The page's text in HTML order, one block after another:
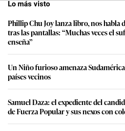
Lo más visto
Phillip Chu Joy lanza libro, nos habla
tras las pantallas: “Muchas veces el
enseña”
Un Niño furioso amenaza
países vecinos
Samuel Daza: el expediente del
de Fuerza Popular y sus nexos con